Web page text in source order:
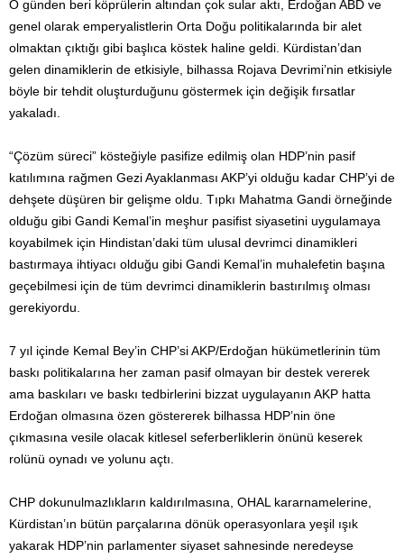
O günden beri köprülerin altından çok sular aktı, Erdoğan ABD ve
genel olarak emperyalistlerin Orta Doğu politikalarında bir alet
olmaktan çıktığı gibi başlıca köstek haline geldi. Kürdistan’dan
gelen dinamiklerin de etkisiyle, bilhassa Rojava Devrimi’nin etkisiyle
böyle bir tehdit oluşturduğunu göstermek için değişik fırsatlar
yakaladı.
“Çözüm süreci” kösteğiyle pasifize edilmiş olan HDP’nin pasif
katılımına rağmen Gezi Ayaklanması AKP’yi olduğu kadar CHP’yi de
dehşete düşüren bir gelişme oldu. Tıpkı Mahatma Gandi örneğinde
olduğu gibi Gandi Kemal’in meşhur pasifist siyasetini uygulamaya
koyabilmek için Hindistan’daki tüm ulusal devrimci dinamikleri
bastırmaya ihtiyacı olduğu gibi Gandi Kemal’in muhalefetin başına
geçebilmesi için de tüm devrimci dinamiklerin bastırılmış olması
gerekiyordu.
7 yıl içinde Kemal Bey’in CHP’si AKP/Erdoğan hükümetlerinin tüm
baskı politikalarına her zaman pasif olmayan bir destek vererek
ama baskıları ve baskı tedbirlerini bizzat uygulayanın AKP hatta
Erdoğan olmasına özen göstererek bilhassa HDP’nin öne
çıkmasına vesile olacak kitlesel seferberliklerin önünü keserek
rolünü oynadı ve yolunu açtı.
CHP dokunulmazlıkların kaldırılmasına, OHAL kararnamelerine,
Kürdistan’ın bütün parçalarına dönük operasyonlara yeşil ışık
yakarak HDP’nin parlamenter siyaset sahnesinde neredeyse